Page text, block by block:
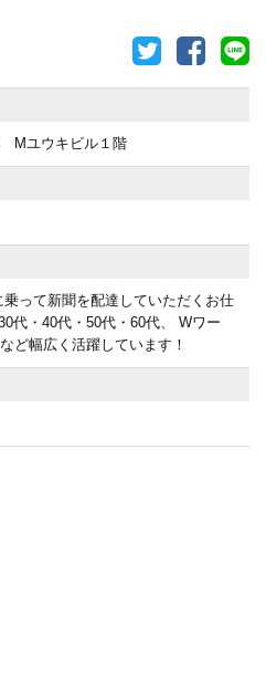
Mユウキビル１階
乗って新聞を配達していただくお仕
・40代・50代・60代、 Wワー
ど幅広く活躍しています！